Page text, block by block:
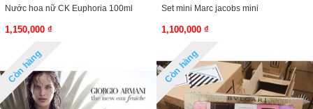
Nước hoa nữ CK Euphoria 100ml
1,150,000 ₫
Set mini Marc jacobs mini
1,100,000 ₫
Còn hàng Còn hàng